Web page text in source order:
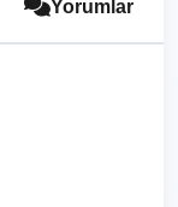
Yorumlar